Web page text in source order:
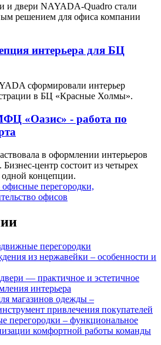
и двери NAYADA-Quadro стали
решением для офиса компании
интерьера для БЦ
сформировали интерьер
в БЦ «Красные Холмы».
«Оазис» - работа по
в оформлении интерьеров
центр состоит из четырех
концепции.
перегородки,
офисов
перегородки
из нержавейки – особенности и
— практичное и эстетичное
интерьера
магазинов одежды –
привлечения покупателей
перегородки – функциональное
комфортной работы команды